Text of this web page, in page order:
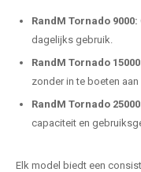
RandM Tornado 9000:
dagelijks gebruik.
RandM Tornado
zonder in te boeten aan
RandM Tornado
capaciteit en
Elk model biedt een